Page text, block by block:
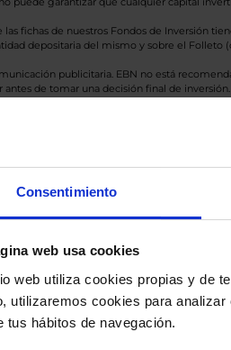
Consentimiento
web usa cookies
web utiliza cookies propias y de
utilizaremos cookies para
tus hábitos de navegación.
las fichas de nuestros Fondos de Inversión
depositaria del mismo y sobre el Folleto
publicitaria. EBN no está
antes de tomar una decisión final de
mostrados hacen referencia a los
Liquidativo actual con reinversión de
un
el archivo
e indíquenos los
de Clases Limpias con